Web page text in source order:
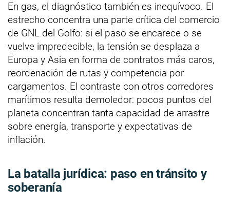
En gas, el diagnóstico también es inequívoco. El
estrecho concentra una parte crítica del comercio
de GNL del Golfo: si el paso se encarece o se
vuelve impredecible, la tensión se desplaza a
Europa y Asia en forma de contratos más caros,
reordenación de rutas y competencia por
cargamentos. El contraste con otros corredores
marítimos resulta demoledor: pocos puntos del
planeta concentran tanta capacidad de arrastre
sobre energía, transporte y expectativas de
inflación.
La batalla jurídica: paso en tránsito y
soberanía